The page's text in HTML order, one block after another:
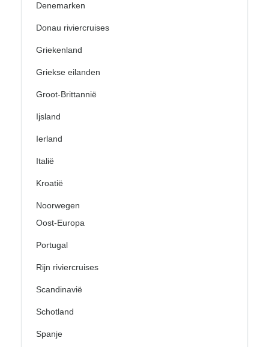
Denemarken
Donau riviercruises
Griekenland
Griekse eilanden
Groot-Brittannië
Ijsland
Ierland
Italië
Kroatië
Noorwegen
Oost-Europa
Portugal
Rijn riviercruises
Scandinavië
Schotland
Spanje